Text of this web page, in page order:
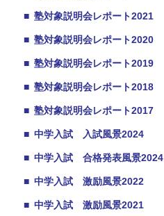
■ 塾対象説明会レポート2021
■ 塾対象説明会レポート2020
■ 塾対象説明会レポート2019
■ 塾対象説明会レポート2018
■ 塾対象説明会レポート2017
■ 中学入試 入試風景2024
■ 中学入試 合格発表風景2024
■ 中学入試 激励風景2022
■ 中学入試 激励風景2021